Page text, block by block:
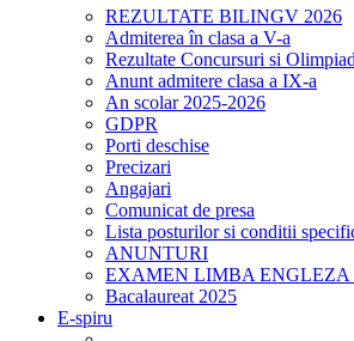
REZULTATE BILINGV 2026
Admiterea în clasa a V-a
Rezultate Concursuri si
Anunt admitere clasa a IX-a
An scolar 2025-2026
GDPR
Porti deschise
Precizari
Angajari
Comunicat de presa
Lista posturilor si conditii
ANUNTURI
EXAMEN LIMBA ENGLEZA
Bacalaureat 2025
E-spiru